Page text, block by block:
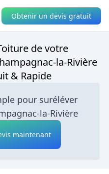
Obtenir un devis gratuit
de votre
la-Rivière
& Rapide
pour suréléver
la-Rivière
maintenant